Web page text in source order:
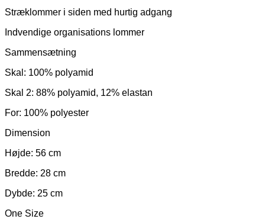
Stræklommer i siden med hurtig adgang
Indvendige organisations lommer
Sammensætning
Skal: 100% polyamid
Skal 2: 88% polyamid, 12% elastan
For: 100% polyester
Dimension
Højde: 56 cm
Bredde: 28 cm
Dybde: 25 cm
One Size